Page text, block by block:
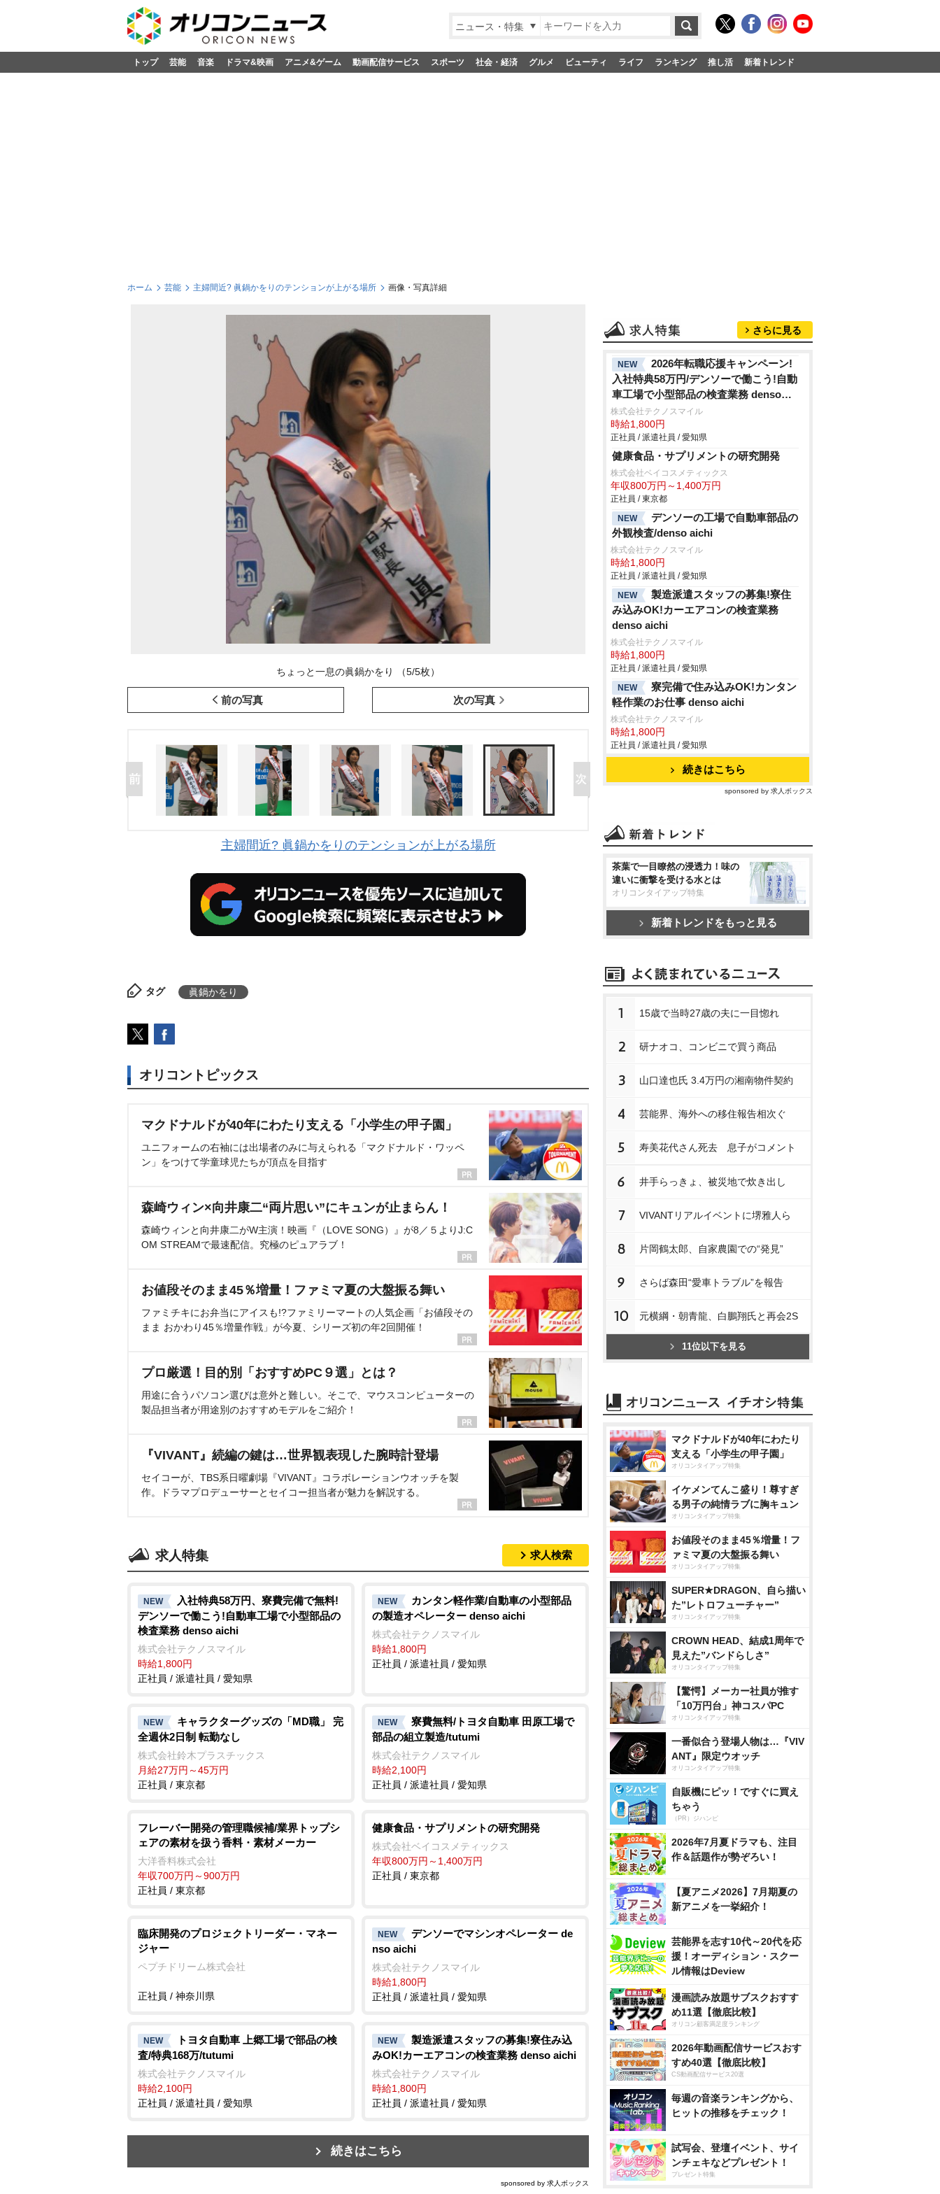
ニュース・特集
トップ 芸能 音楽 ドラマ&映画 アニメ&ゲーム 動画配信サービス スポーツ 社会・経済 グルメ ビューティ ライフ ランキング 推し活 新着トレンド
ホーム 芸能 主婦間近? 眞鍋かをりのテンションが上がる場所 画像・写真詳細
ちょっと一息の眞鍋かをり （5/5枚）
前の写真 次の写真
主婦間近? 眞鍋かをりのテンションが上がる場所
タグ 眞鍋かをり
オリコントピックス
マクドナルドが40年にわたり支える「小学生の甲子園」
ユニフォームの右袖には出場者のみに与えられる「マクドナルド・ワッペ
ン」をつけて学童球児たちが頂点を目指す
森崎ウィン×向井康二“両片思い”にキュンが止まらん！
森崎ウィンと向井康二がW主演！映画『（LOVE SONG）』が8／５よりJ:C
OM STREAMで最速配信。究極のピュアラブ！
お値段そのまま45％増量！ファミマ夏の大盤振る舞い
ファミチキにお弁当にアイスも!?ファミリーマートの人気企画「お値段その
まま おかわり45％増量作戦」が今夏、シリーズ初の年2回開催！
プロ厳選！目的別「おすすめPC９選」とは？
用途に合うパソコン選びは意外と難しい。そこで、マウスコンピューターの
製品担当者が用途別のおすすめモデルをご紹介！
『VIVANT』続編の鍵は…世界観表現した腕時計登場
セイコーが、TBS系日曜劇場『VIVANT』コラボレーションウオッチを製
作。ドラマプロデューサーとセイコー担当者が魅力を解説する。
求人特集 求人検索
NEW
入社特典58万円、寮費完備で無料!
デンソーで働こう!自動車工場で小型部品の
検査業務 denso aichi
株式会社テクノスマイル
時給1,800円
正社員 / 派遣社員 / 愛知県
NEW
カンタン軽作業/自動車の小型部品
の製造オペレーター denso aichi
株式会社テクノスマイル
時給1,800円
正社員 / 派遣社員 / 愛知県
NEW
キャラクターグッズの「MD職」 完
全週休2日制 転勤なし
株式会社鈴木プラスチックス
月給27万円～45万円
正社員 / 東京都
NEW
寮費無料/トヨタ自動車 田原工場で
部品の組立製造/tutumi
株式会社テクノスマイル
時給2,100円
正社員 / 派遣社員 / 愛知県
フレーバー開発の管理職候補/業界トップシ
ェアの素材を扱う香料・素材メーカー
大洋香料株式会社
年収700万円～900万円
正社員 / 東京都
健康食品・サプリメントの研究開発
株式会社ベイコスメティックス
年収800万円～1,400万円
正社員 / 東京都
臨床開発のプロジェクトリーダー・マネー
ジャー
ペプチドリーム株式会社
正社員 / 神奈川県
NEW
デンソーでマシンオペレーター de
nso aichi
株式会社テクノスマイル
時給1,800円
正社員 / 派遣社員 / 愛知県
NEW
トヨタ自動車 上郷工場で部品の検
査/特典168万/tutumi
株式会社テクノスマイル
時給2,100円
正社員 / 派遣社員 / 愛知県
NEW
製造派遣スタッフの募集!寮住み込
みOK!カーエアコンの検査業務 denso aichi
株式会社テクノスマイル
時給1,800円
正社員 / 派遣社員 / 愛知県
続きはこちら
sponsored by 求人ボックス
さらに見る
NEW
2026年転職応援キャンペーン!
入社特典58万円/デンソーで働こう!自動
車工場で小型部品の検査業務 denso
aichi
株式会社テクノスマイル
時給1,800円
正社員 / 派遣社員 / 愛知県
健康食品・サプリメントの研究開発
株式会社ベイコスメティックス
年収800万円～1,400万円
正社員 / 東京都
NEW
デンソーの工場で自動車部品の
外観検査/denso aichi
株式会社テクノスマイル
時給1,800円
正社員 / 派遣社員 / 愛知県
NEW
製造派遣スタッフの募集!寮住
み込みOK!カーエアコンの検査業務
denso aichi
株式会社テクノスマイル
時給1,800円
正社員 / 派遣社員 / 愛知県
NEW
寮完備で住み込みOK!カンタン
軽作業のお仕事 denso aichi
株式会社テクノスマイル
時給1,800円
正社員 / 派遣社員 / 愛知県
続きはこちら
sponsored by 求人ボックス
茶葉で一目瞭然の浸透力！味の
違いに衝撃を受ける水とは
オリコンタイアップ特集
新着トレンドをもっと見る
1 15歳で当時27歳の夫に一目惚れ
2 研ナオコ、コンビニで買う商品
3 山口達也氏 3.4万円の湘南物件契約
4 芸能界、海外への移住報告相次ぐ
5 寿美花代さん死去 息子がコメント
6 井手らっきょ、被災地で炊き出し
7 VIVANTリアルイベントに堺雅人ら
8 片岡鶴太郎、自家農園での“発見”
9 さらば森田“愛車トラブル”を報告
10 元横綱・朝青龍、白鵬翔氏と再会2S
11位以下を見る
マクドナルドが40年にわたり
支える「小学生の甲子園」
オリコンタイアップ特集
イケメンてんこ盛り！尊すぎ
る男子の純情ラブに胸キュン
オリコンタイアップ特集
お値段そのまま45％増量！フ
ァミマ夏の大盤振る舞い
オリコンタイアップ特集
SUPER★DRAGON、自ら描い
た”レトロフューチャー”
オリコンタイアップ特集
CROWN HEAD、結成1周年で
見えた”バンドらしさ”
オリコンタイアップ特集
【驚愕】メーカー社員が推す
「10万円台」神コスパPC
オリコンタイアップ特集
一番似合う登場人物は…『VIV
ANT』限定ウオッチ
オリコンタイアップ特集
自販機にピッ！ですぐに買え
ちゃう
（PR）ジハンピ
2026年7月夏ドラマも、注目
作＆話題作が勢ぞろい！
【夏アニメ2026】7月期夏の
新アニメを一挙紹介！
芸能界を志す10代～20代を応
援！オーディション・スクー
ル情報はDeview
漫画読み放題サブスクおすす
め11選【徹底比較】
オリコン顧客満足度ランキング
2026年動画配信サービスおす
すめ40選【徹底比較】
CS動画配信サービス20選
毎週の音楽ランキングから、
ヒットの推移をチェック！
試写会、登壇イベント、サイ
ンチェキなどプレゼント！
プレゼント特集